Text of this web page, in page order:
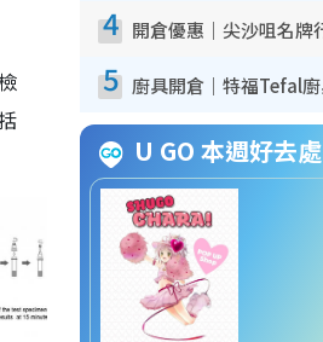
4
5
U GO 本週好去處